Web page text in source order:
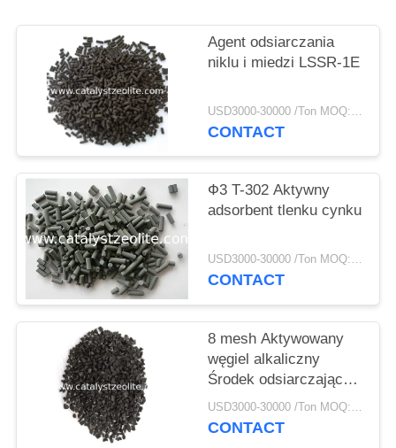
POLICY
Agent odsiarczania
niklu i miedzi LSSR-1E
USD3000-30000 /Ton MOQ:1 KG
CONTACT
Ф3 T-302 Aktywny
adsorbent tlenku cynku
USD3000-30000 /Ton MOQ:1 KG
CONTACT
8 mesh Aktywowany
węgiel alkaliczny
Środek odsiarczający
SR-10
USD3000-30000 /Ton MOQ:1 KG
CONTACT